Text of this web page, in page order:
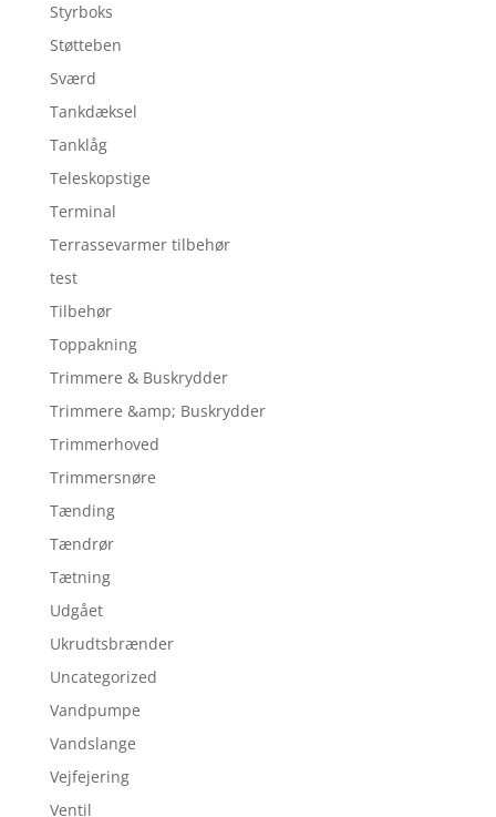
Styrboks
Støtteben
Sværd
Tankdæksel
Tanklåg
Teleskopstige
Terminal
Terrassevarmer tilbehør
test
Tilbehør
Toppakning
Trimmere & Buskrydder
Trimmere &amp; Buskrydder
Trimmerhoved
Trimmersnøre
Tænding
Tændrør
Tætning
Udgået
Ukrudtsbrænder
Uncategorized
Vandpumpe
Vandslange
Vejfejering
Ventil